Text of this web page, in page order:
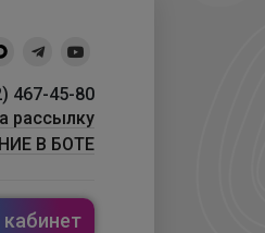
467-45-80
рассылку
В БОТЕ